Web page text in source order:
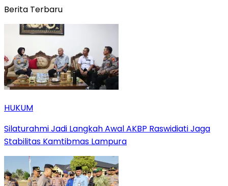
Berita Terbaru
HUKUM
Silaturahmi Jadi Langkah Awal AKBP Raswidiati Jaga
Stabilitas Kamtibmas Lampura